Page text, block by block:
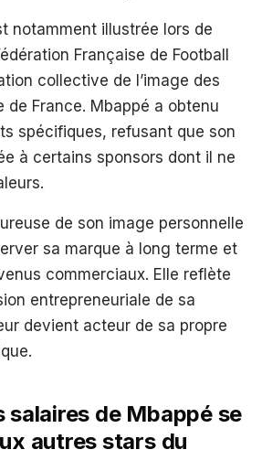
notamment illustrée lors de
Française de Football
collective de l’image des
de France. Mbappé a obtenu
spécifiques, refusant que son
à certains sponsors dont il ne
de son image personnelle
sa marque à long terme et
commerciaux. Elle reflète
entrepreneuriale de sa
devient acteur de sa propre
salaires de Mbappé se
autres stars du